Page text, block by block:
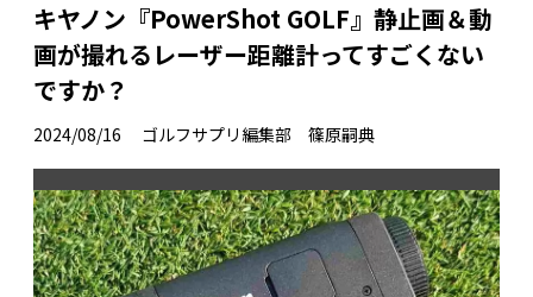
キヤノン『PowerShot GOLF』静止画＆動
画が撮れるレーザー距離計ってすごくない
ですか？
2024/08/16 ゴルフサプリ編集部 篠原嗣典